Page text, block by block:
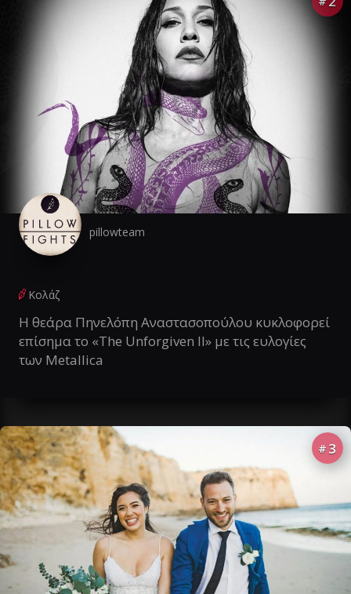
pillowteam
Κολάζ
Η θεάρα Πηνελόπη Αναστασοπούλου κυκλοφορεί
επίσημα το «The Unforgiven II» με τις ευλογίες
των Metallica
# 3